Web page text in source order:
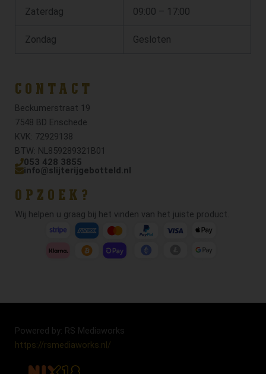
Zaterdag 09:00 – 17:00
Zondag Gesloten
CONTACT
Beckumerstraat 19
7548 BD Enschede
KVK: 72929138
BTW: NL859289321B01
053 428 3855
info@slijterijgebotteld.nl
OPZOEK?
Wij helpen u graag bij het vinden van het juiste product.
Powered by: RS Mediaworks
https://rsmediaworks.nl/